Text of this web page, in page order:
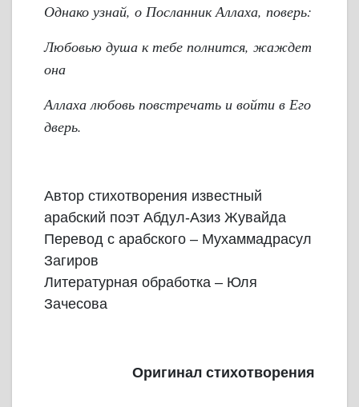
Однако узнай, о Посланник Аллаха, поверь:
Любовью душа к тебе полнится, жаждет
она
Аллаха любовь повстречать и войти в Его
дверь.
Автор стихотворения известный
арабский поэт Абдул-Азиз Жувайда
Перевод с арабского – Мухаммадрасул
Загиров
Литературная обработка – Юля
Зачесова
Оригинал стихотворения